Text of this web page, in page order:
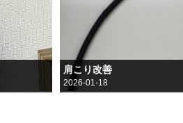
肩こり改善
2026-01-18